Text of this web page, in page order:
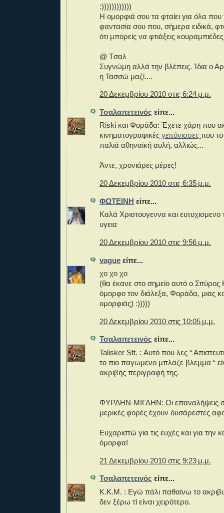
:))))))))))))
Η ομορφιά σου τα φταίει για όλα
φαντασία σου που, σήμερα ειδικά,
ότι μπορείς να φτιάξεις
@ Tσαλ
Συγνώμη αλλά την βλέπεις. Ίδια ο
η Τασσώ μαζί....
20 Δεκεμβρίου 2010 στις 6:24 μ.μ.
Τσαλαπετεινός είπε...
Riski και Φοράδα: Έχετε χάρη που
κινηματογραφικές γειτόνισσες που
παλιά αθηναϊκή αυλή, αλλιώς...
Άντε, χρονιάρες μέρες!
20 Δεκεμβρίου 2010 στις 6:35 μ.μ.
ΦΩΤΕΙΝΗ είπε...
Καλά Χριστουγεννα και ευτυχισμενο
υγεια
20 Δεκεμβρίου 2010 στις 9:56 μ.μ.
vague είπε...
χο χο χο
(θα έκανε στο σημείο αυτό ο Σπύρος
όμορφο τον διάλεξα, Φοράδα, μιας
ομορφιάς) :)))))
20 Δεκεμβρίου 2010 στις 10:05 μ.μ.
Τσαλαπετεινός είπε...
Talisker Stt. : Αυτό που λες “
το πιο παγωμενο μπλαζε βλεμμα “
ακριβής περιγραφή της.
ΦΥΡΔΗΝ-ΜΙΓΔΗΝ: Οι επαναλήψεις
μερικές φορές έχουν δυσάρεστες
Ευχαριστώ για τις ευχές και για την
όμορφα!
21 Δεκεμβρίου 2010 στις 9:23 μ.μ.
Τσαλαπετεινός είπε...
Κ.Κ.Μ. : Εγώ πάλι παθαίνω το
δεν ξέρω τί είναι χειρότερο.